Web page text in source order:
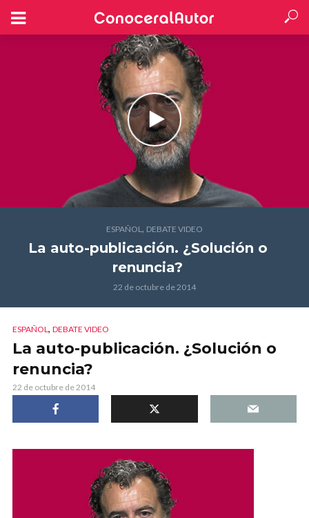
ESPAÑOL, DEBATE VIDEO
La auto-publicación. ¿Solución o
renuncia?
22 de octubre de 2014
ESPAÑOL, DEBATE VIDEO
La auto-publicación. ¿Solución o
renuncia?
22 de octubre de 2014